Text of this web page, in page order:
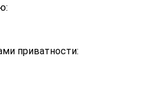
приватности: